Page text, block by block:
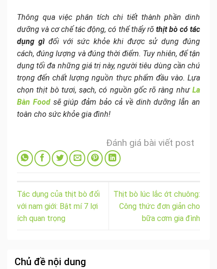
Thông qua việc phân tích chi tiết thành phần dinh
dưỡng và cơ chế tác động, có thể thấy rõ thịt bò có tác
dụng gìđối với sức khỏe khi được sử dụng đúng
cách, đúng lượng và đúng thời điểm. Tuy nhiên, để tận
dụng tối đa những giá trị này, người tiêu dùng cần chú
trọng đến chất lượng nguồn thực phẩm đầu vào. Lựa
chọn thịt bò tươi, sạch, có nguồn gốc rõ ràng như La
Bàn Foodsẽ giúp đảm bảo cả về dinh dưỡng lẫn an
toàn cho sức khỏe gia đình!
Đánh giá bài viết post
Tác dụng của thịt bò đối
với nam giới: Bật mí 7 lợi
ích quan trọng
Thịt bò lúc lắc ớt chuông:
Công thức đơn giản cho
bữa cơm gia đình
Chủ đề nội dung